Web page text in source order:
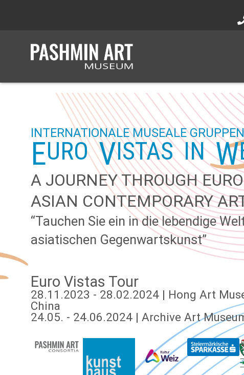
INTERNATIONALE MUSEALE
EURO VISTAS IN W
A JOURNEY THROUGH
ASIAN CONTEMPORARY
“Tauchen Sie ein in die lebendige
asiatischen Gegenwartskunst”
Euro Vistas Tour
28.11.2023 - 28.02.2024 | Hong Art
China
24.05. - 24.06.2024 | Archive Art